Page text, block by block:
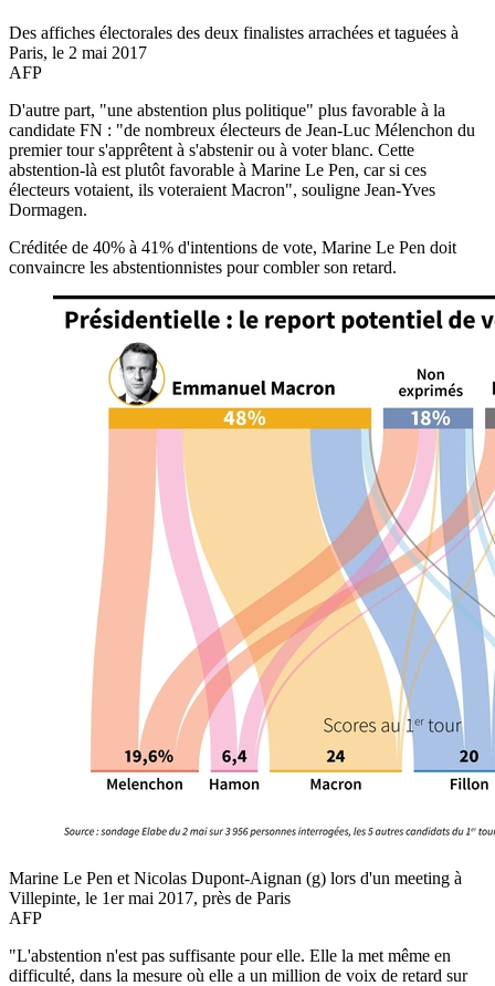
Des affiches électorales des deux finalistes arrachées et taguées à
Paris, le 2 mai 2017
AFP
D'autre part, "une abstention plus politique" plus favorable à la
candidate FN : "de nombreux électeurs de Jean-Luc Mélenchon du
premier tour s'apprêtent à s'abstenir ou à voter blanc. Cette
abstention-là est plutôt favorable à Marine Le Pen, car si ces
électeurs votaient, ils voteraient Macron", souligne Jean-Yves
Dormagen.
Créditée de 40% à 41% d'intentions de vote, Marine Le Pen doit
convaincre les abstentionnistes pour combler son retard.
Marine Le Pen et Nicolas Dupont-Aignan (g) lors d'un meeting à
Villepinte, le 1er mai 2017, près de Paris
AFP
"L'abstention n'est pas suffisante pour elle. Elle la met même en
difficulté, dans la mesure où elle a un million de voix de retard sur